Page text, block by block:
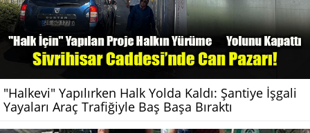
"Halkevi" Yapılırken Halk Yolda Kaldı: Şantiye İşgali
Yayaları Araç Trafiğiyle Baş Başa Bıraktı